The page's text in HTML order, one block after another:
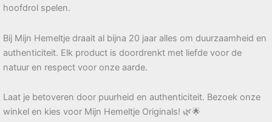
hoofdrol spelen.
Bij Mijn Hemeltje draait al bijna 20 jaar alles om duurzaamheid en
authenticiteit. Elk product is doordrenkt met liefde voor de
natuur en respect voor onze aarde.
Laat je betoveren door puurheid en authenticiteit. Bezoek onze
winkel en kies voor Mijn Hemeltje Originals! 🌿🌟